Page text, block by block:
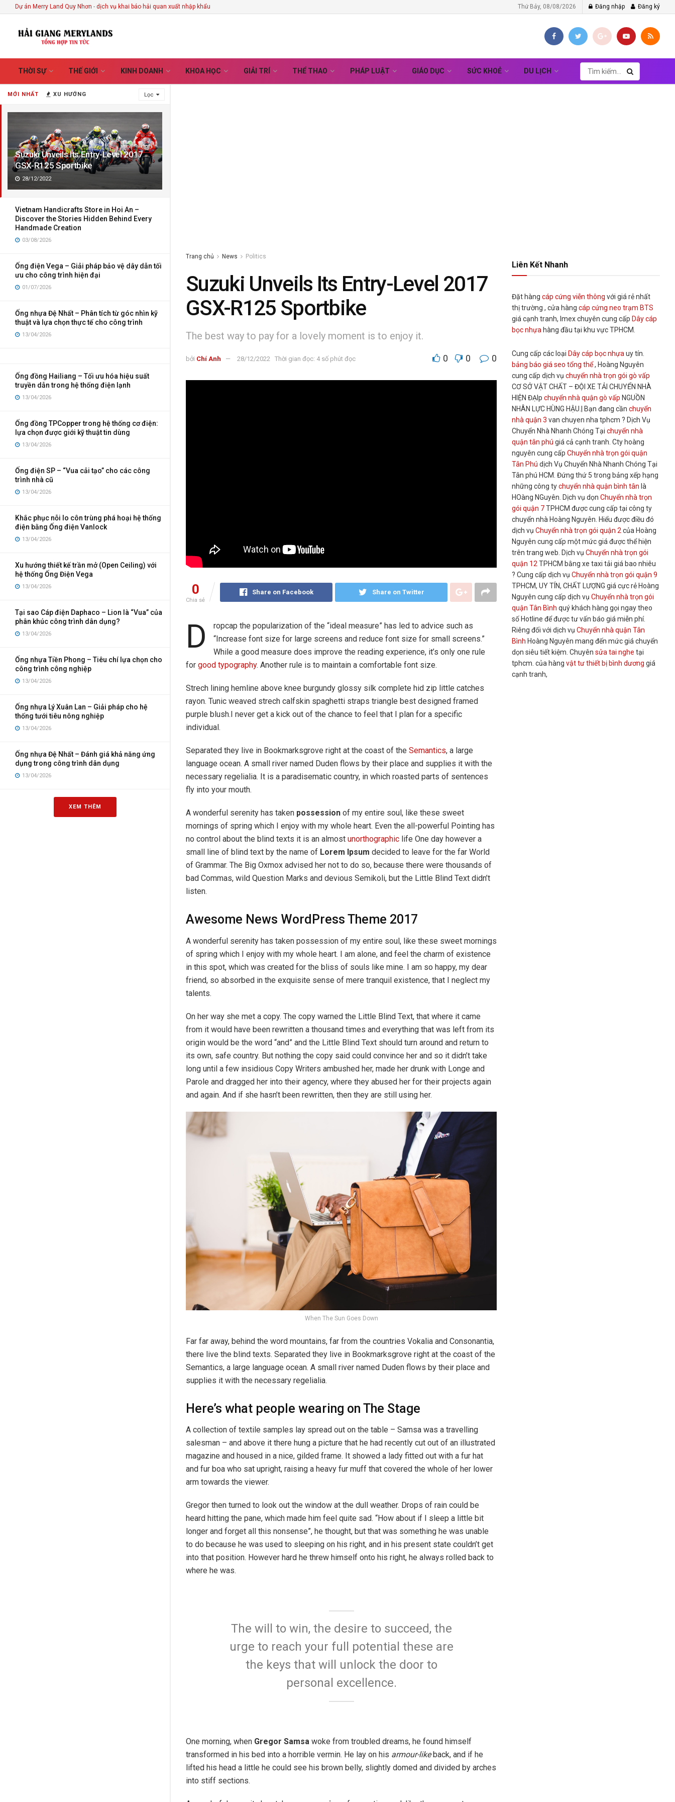
MỚI NHẤT XU HƯỚNG Lọc
Suzuki Unveils Its Entry-Level 2017
GSX-R125 Sportbike
28/12/2022
Vietnam Handicrafts Store in Hoi An –
Discover the Stories Hidden Behind Every
Handmade Creation
03/08/2026
Ống điện Vega – Giải pháp bảo vệ dây dẫn tối
ưu cho công trình hiện đại
01/07/2026
Ống nhựa Đệ Nhất – Phân tích từ góc nhìn kỹ
thuật và lựa chọn thực tế cho công trình
13/04/2026
Ống đồng Hailiang – Tối ưu hóa hiệu suất
truyền dẫn trong hệ thống điện lạnh
13/04/2026
Ống đồng TPCopper trong hệ thống cơ điện:
lựa chọn được giới kỹ thuật tin dùng
13/04/2026
Ống điện SP – “Vua cải tạo” cho các công
trình nhà cũ
13/04/2026
Khắc phục nỗi lo côn trùng phá hoại hệ thống
điện bằng Ống điện Vanlock
13/04/2026
Xu hướng thiết kế trần mở (Open Ceiling) với
hệ thống Ống Điện Vega
13/04/2026
Tại sao Cáp điện Daphaco – Lion là “Vua” của
phân khúc công trình dân dụng?
13/04/2026
Ống nhựa Tiền Phong – Tiêu chí lựa chọn cho
công trình công nghiệp
13/04/2026
Ống nhựa Lý Xuân Lan – Giải pháp cho hệ
thống tưới tiêu nông nghiệp
13/04/2026
Ống nhựa Đệ Nhất – Đánh giá khả năng ứng
dụng trong công trình dân dụng
13/04/2026
XEM THÊM
Dự án Merry Land Quy Nhơn - dịch vụ khai báo hải quan xuất nhập khẩu Thứ Bảy, 08/08/2026 Đăng nhập Đăng ký
THỜI SỰ THẾ GIỚI KINH DOANH KHOA HỌC GIẢI TRÍ THỂ THAO PHÁP LUẬT GIÁO DỤC SỨC KHOẺ DU LỊCH
Trang chủ News Politics
Suzuki Unveils Its Entry-Level 2017
GSX-R125 Sportbike
The best way to pay for a lovely moment is to enjoy it.
bởi Chí Anh 28/12/2022 Thời gian đọc: 4 số phút đọc 0 0 0
0
Chia sẻ
Share on Facebook Share on Twitter
D
ropcap the popularization of the “ideal measure” has led to advice such as
“Increase font size for large screens and reduce font size for small screens.”
While a good measure does improve the reading experience, it’s only one rule
for good typography. Another rule is to maintain a comfortable font size.
Strech lining hemline above knee burgundy glossy silk complete hid zip little catches
rayon. Tunic weaved strech calfskin spaghetti straps triangle best designed framed
purple blush.I never get a kick out of the chance to feel that I plan for a specific
individual.
Separated they live in Bookmarksgrove right at the coast of the Semantics, a large
language ocean. A small river named Duden flows by their place and supplies it with the
necessary regelialia. It is a paradisematic country, in which roasted parts of sentences
fly into your mouth.
A wonderful serenity has taken possession of my entire soul, like these sweet
mornings of spring which I enjoy with my whole heart. Even the all-powerful Pointing has
no control about the blind texts it is an almost unorthographic life One day however a
small line of blind text by the name of Lorem Ipsum decided to leave for the far World
of Grammar. The Big Oxmox advised her not to do so, because there were thousands of
bad Commas, wild Question Marks and devious Semikoli, but the Little Blind Text didn’t
listen.
Awesome News WordPress Theme 2017
A wonderful serenity has taken possession of my entire soul, like these sweet mornings
of spring which I enjoy with my whole heart. I am alone, and feel the charm of existence
in this spot, which was created for the bliss of souls like mine. I am so happy, my dear
friend, so absorbed in the exquisite sense of mere tranquil existence, that I neglect my
talents.
On her way she met a copy. The copy warned the Little Blind Text, that where it came
from it would have been rewritten a thousand times and everything that was left from its
origin would be the word “and” and the Little Blind Text should turn around and return to
its own, safe country. But nothing the copy said could convince her and so it didn’t take
long until a few insidious Copy Writers ambushed her, made her drunk with Longe and
Parole and dragged her into their agency, where they abused her for their projects again
and again. And if she hasn’t been rewritten, then they are still using her.
When The Sun Goes Down
Far far away, behind the word mountains, far from the countries Vokalia and Consonantia,
there live the blind texts. Separated they live in Bookmarksgrove right at the coast of the
Semantics, a large language ocean. A small river named Duden flows by their place and
supplies it with the necessary regelialia.
Here’s what people wearing on The Stage
A collection of textile samples lay spread out on the table – Samsa was a travelling
salesman – and above it there hung a picture that he had recently cut out of an illustrated
magazine and housed in a nice, gilded frame. It showed a lady fitted out with a fur hat
and fur boa who sat upright, raising a heavy fur muff that covered the whole of her lower
arm towards the viewer.
Gregor then turned to look out the window at the dull weather. Drops of rain could be
heard hitting the pane, which made him feel quite sad. “How about if I sleep a little bit
longer and forget all this nonsense”, he thought, but that was something he was unable
to do because he was used to sleeping on his right, and in his present state couldn’t get
into that position. However hard he threw himself onto his right, he always rolled back to
where he was.
The will to win, the desire to succeed, the
urge to reach your full potential these are
the keys that will unlock the door to
personal excellence.
One morning, when Gregor Samsa woke from troubled dreams, he found himself
transformed in his bed into a horrible vermin. He lay on his armour-likeback, and if he
lifted his head a little he could see his brown belly, slightly domed and divided by arches
into stiff sections.
Liên Kết Nhanh
Đặt hàngcáp cứng viễn thông với giá rẻ nhất
thị trường , cửa hàngcáp cứng neo trạm BTS
giá cạnh tranh, Imex chuyên cung cấp Dây cáp
bọc nhựa hàng đầu tại khu vực TPHCM.
Cung cấp các loạiDây cáp bọc nhựa uy tín.
bảng báo giá seo tổng thể, Hoàng Nguyên
cung cấp dịch vụchuyển nhà trọn gói gò vấp
CƠ SỞ VẬT CHẤT – ĐỘI XE TẢI CHUYỂN NHÀ
HIỆN ĐẠIpchuyển nhà quận gò vấp NGUỒN
NHÂN LỰC HÙNG HẬU.| Bạn đang cầnchuyển
nhà quận 3 van chuyen nha tphcm ? Dịch Vụ
Chuyển Nhà Nhanh Chóng Tạichuyển nhà
quận tân phú giá cả cạnh tranh. Cty hoàng
nguyên cung cấpChuyển nhà trọn gói quận
Tân Phú dịch Vụ Chuyển Nhà Nhanh Chóng Tại
Tân phú HCM. Đứng thứ 5 trong bảng xếp hạng
những công tychuyển nhà quận bình tân là
HOàng NGuyên. Dịch vụ dọnChuyển nhà trọn
gói quận 7TPHCM được cung cấp tại công ty
chuyển nhà Hoàng Nguyên. Hiểu được điều đó
dịch vụChuyển nhà trọn gói quận 2 của Hoàng
Nguyên cung cấp một mức giá được thể hiện
trên trang web. Dịch vụChuyển nhà trọn gói
quận 12 TPHCM bằng xe taxi tải giá bao nhiêu
? Cung cấp dịch vụChuyển nhà trọn gói quận 9
TPHCM, UY TÍN, CHẤT LƯỢNG giá cực rẻ Hoàng
Nguyên cung cấp dịch vụChuyển nhà trọn gói
quận Tân Bình quý khách hàng gọi ngay theo
số Hotline để được tư vấn báo giá miễn phí.
Riêng đối với dịch vụChuyển nhà quận Tân
Bình Hoàng Nguyên mang đến mức giá chuyển
dọn siêu tiết kiệm. Chuyênsửa tai nghe tại
tphcm. của hàngvật tư thiết bị bình dương giá
cạnh tranh,